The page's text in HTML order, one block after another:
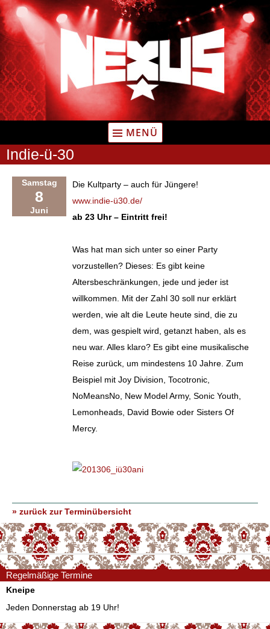
Zum
Inhalt
springen
MENÜ
Indie-ü-30
Samstag
8
Juni
Die Kultparty – auch für Jüngere!
www.indie-ü30.de/
ab 23 Uhr – Eintritt frei!
Was hat man sich unter so einer Party
vorzustellen? Dieses: Es gibt keine
Altersbeschränkungen, jede und jeder ist
willkommen. Mit der Zahl 30 soll nur erklärt
werden, wie alt die Leute heute sind, die zu
dem, was gespielt wird, getanzt haben, als es
neu war. Alles klaro? Es gibt eine musikalische
Reise zurück, um mindestens 10 Jahre. Zum
Beispiel mit Joy Division, Tocotronic,
NoMeansNo, New Model Army, Sonic Youth,
Lemonheads, David Bowie oder Sisters Of
Mercy.
» zurück zur Terminübersicht
Regelmäßige Termine
Kneipe
Jeden Donnerstag ab 19 Uhr!